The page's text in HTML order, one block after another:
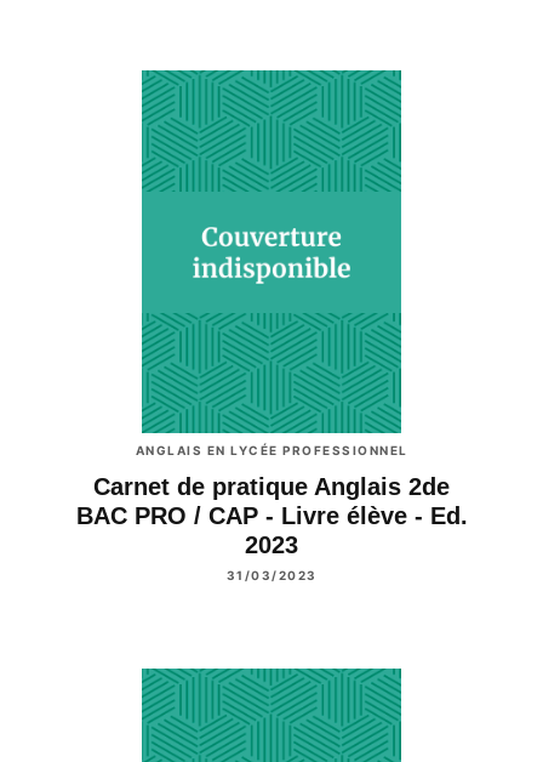
ANGLAIS EN LYCÉE PROFESSIONNEL
Carnet de pratique Anglais 2de
BAC PRO / CAP - Livre élève - Ed.
2023
31/03/2023